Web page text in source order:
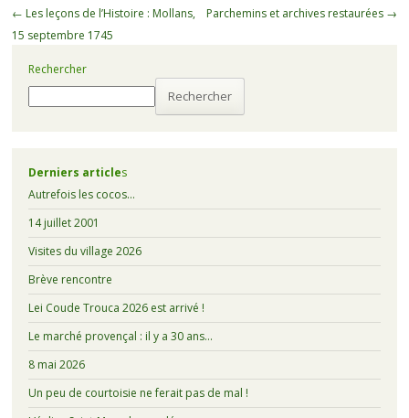
← Les leçons de l’Histoire : Mollans,
15 septembre 1745
Parchemins et archives restaurées →
Rechercher
Rechercher
Derniers articles
Autrefois les cocos…
14 juillet 2001
Visites du village 2026
Brève rencontre
Lei Coude Trouca 2026 est arrivé !
Le marché provençal : il y a 30 ans…
8 mai 2026
Un peu de courtoisie ne ferait pas de mal !